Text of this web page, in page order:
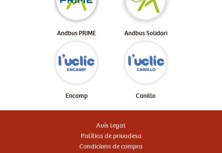
Andbus PRIME Andbus Solidari
Encamp Canillo
Avís legal
Política de privadesa
Condicions de compra